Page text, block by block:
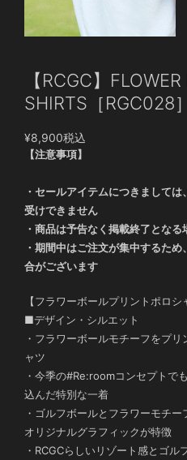
【RCGC】
SHIRTS［RGC028］
¥8,900税込
【注意事項】
・セールアイテムにつきまして
受けできません
・商品は予告なく掲載終了とな
・期間中はご注文が集中するた
合がございます
【フラワーボールプリントポロシ
■デザイン・シルエット
・フラワーボールモチーフをプ
ャツ
・今季の#Re:roomコンセプトで
込んだ特別な一着
・ゴルフボールとフラワーモチ
オリジナルグラフィックが特徴
・RCGCらしいリゾート感とゴ